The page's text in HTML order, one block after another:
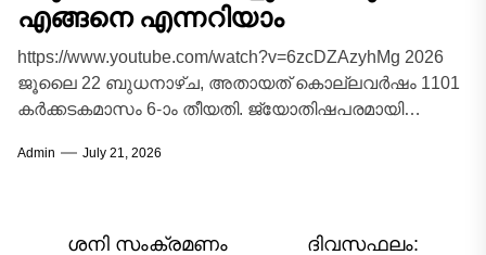
എങ്ങനെ എന്നറിയാം
https://www.youtube.com/watch?v=6zcDZAzyhMg 2026
ജൂലൈ 22 ബുധനാഴ്ച, അതായത് കൊല്ലവർഷം 1101
കർക്കടകമാസം 6-ാം തീയതി. ജ്യോതിഷപരമായി
ബുധഗ്രഹത്തിന്റെ സ്വഭാവവിശേഷങ്ങളും ചന്ദ്രന്റെ
Admin July 21, 2026
Postശനി സംക്രമണം ദിവസഫലം: